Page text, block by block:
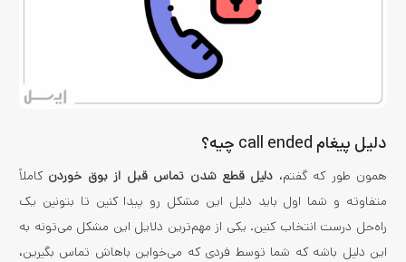
دلیل پیغام call ended چیه؟
همون طور که گفتم، دلیل قطع شدن تماس قبل از بوق خوردن کاملاً
متفاوته و شما اول باید دلیل این مشکل رو پیدا کنین تا بتونین یک
راه‌حل درست انتخاب کنین. یکی از مهم‌ترین دلایل این مشکل می‌تونه به
این دلیل باشه که شما توسط فردی که می‌خواین باهاش تماس بگیرین،